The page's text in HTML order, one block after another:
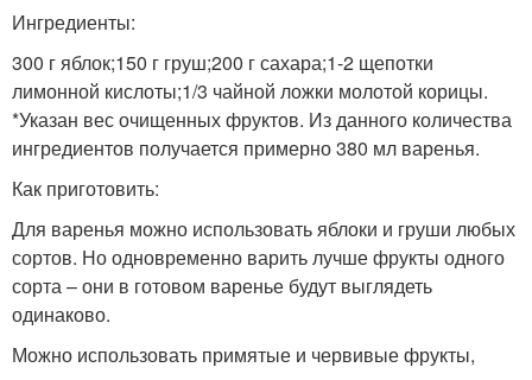
Ингредиенты:
300 г яблок;150 г груш;200 г сахара;1-2 щепотки
лимонной кислоты;1/3 чайной ложки молотой корицы.
*Указан вес очищенных фруктов. Из данного количества
ингредиентов получается примерно 380 мл варенья.
Как приготовить:
Для варенья можно использовать яблоки и груши любых
сортов. Но одновременно варить лучше фрукты одного
сорта – они в готовом варенье будут выглядеть
одинаково.
Можно использовать примятые и червивые фрукты,